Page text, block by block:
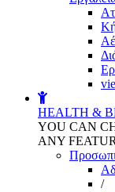
HEALTH &
YOU CAN
ANY
/